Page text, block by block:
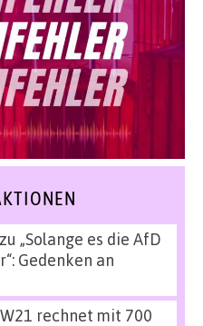
zu „Solange es die AfD
Gedenken an
rechnet mit 700